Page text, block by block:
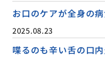
お口のケアが全身の
2025.08.23
喋るのも辛い舌の口